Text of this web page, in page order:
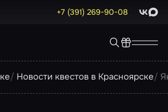
+7 (391) 269-90-08 Max
Новости квестов в Красноярске